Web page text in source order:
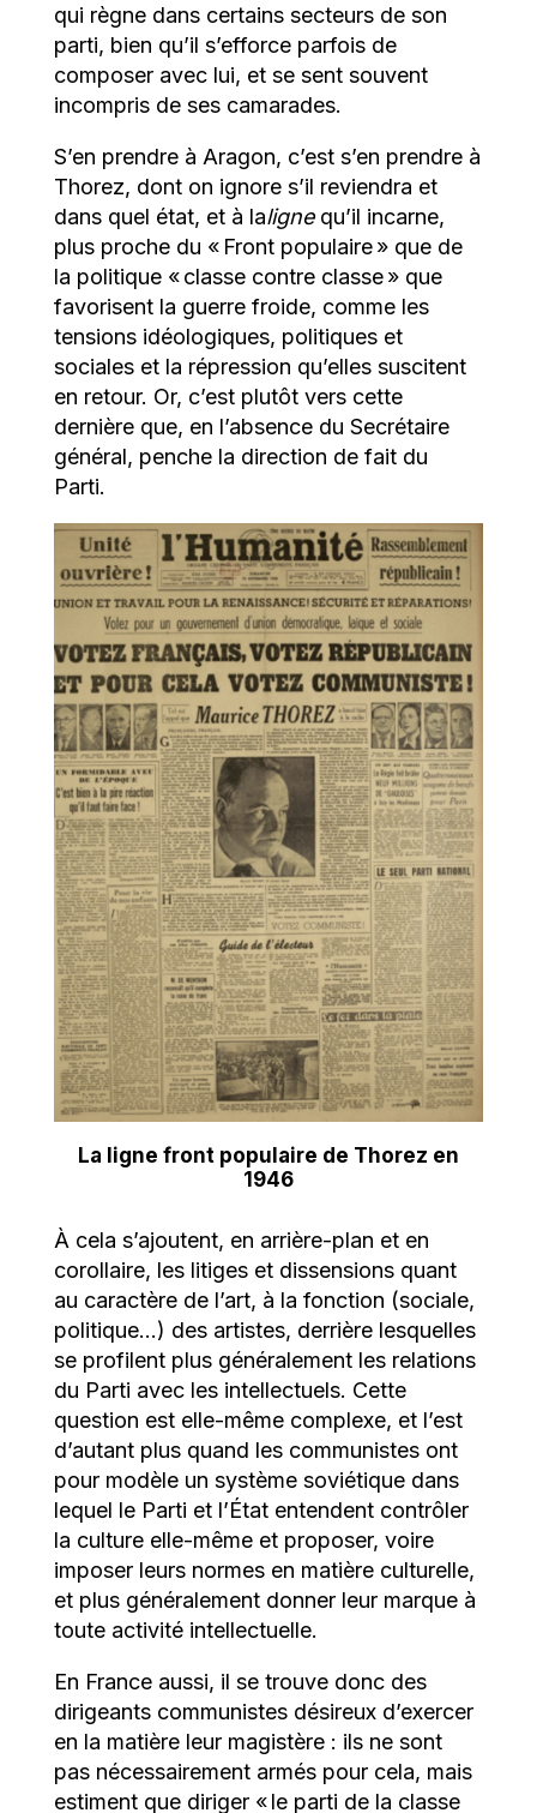
qui règne dans certains secteurs de son
parti, bien qu’il s’efforce parfois de
composer avec lui, et se sent souvent
incompris de ses camarades.
S’en prendre à Aragon, c’est s’en prendre à
Thorez, dont on ignore s’il reviendra et
dans quel état, et à lalignequ’il incarne,
plus proche du « Front populaire » que de
la politique « classe contre classe » que
favorisent la guerre froide, comme les
tensions idéologiques, politiques et
sociales et la répression qu’elles suscitent
en retour. Or, c’est plutôt vers cette
dernière que, en l’absence du Secrétaire
général, penche la direction de fait du
Parti.
La ligne front populaire de Thorez en
1946
À cela s’ajoutent, en arrière-plan et en
corollaire, les litiges et dissensions quant
au caractère de l’art, à la fonction (sociale,
politique…) des artistes, derrière lesquelles
se profilent plus généralement les relations
du Parti avec les intellectuels. Cette
question est elle-même complexe, et l’est
d’autant plus quand les communistes ont
pour modèle un système soviétique dans
lequel le Parti et l’État entendent contrôler
la culture elle-même et proposer, voire
imposer leurs normes en matière culturelle,
et plus généralement donner leur marque à
toute activité intellectuelle.
En France aussi, il se trouve donc des
dirigeants communistes désireux d’exercer
en la matière leur magistère : ils ne sont
pas nécessairement armés pour cela, mais
estiment que diriger « le parti de la classe